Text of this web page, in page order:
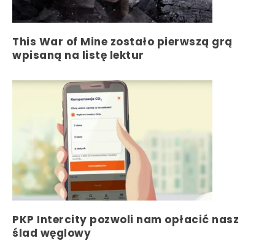
This War of Mine zostało pierwszą grą
wpisaną na listę lektur
PKP Intercity pozwoli nam opłacić nasz
ślad węglowy